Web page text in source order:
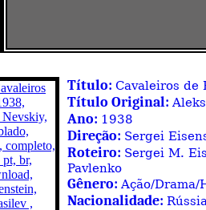
Título: Cavaleiros de
Título Original:
Ano: 1938
Direção: Sergei
Roteiro: Sergei M.
Pavlenko
Gênero:Ação/Drama/
Nacionalidade: